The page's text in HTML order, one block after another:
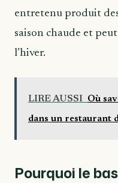
entretenu produit
saison chaude et
l’hiver.
LIRE AUSSI Où
dans un restaurant
Pourquoi le